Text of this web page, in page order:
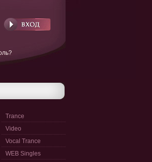
Trance
Video
Vocal Trance
WEB Singles